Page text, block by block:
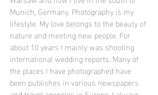
Munich, Germany. Photography is my
lifestyle. My love belongs to the beauty of
nature and meeting new people. For
about 10 years I mainly was shooting
international wedding reports. Many of
the places I have photographed have
been publishes in various newspapers